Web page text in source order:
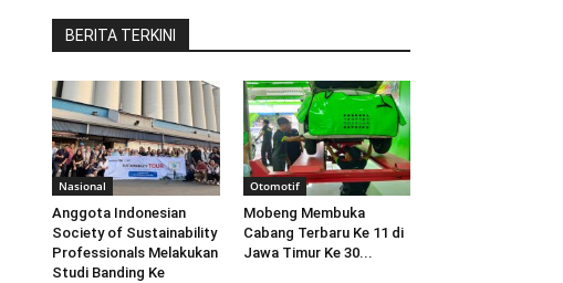
BERITA TERKINI
Nasional
Anggota Indonesian
Society of Sustainability
Professionals Melakukan
Studi Banding Ke
Otomotif
Mobeng Membuka
Cabang Terbaru Ke 11 di
Jawa Timur Ke 30...